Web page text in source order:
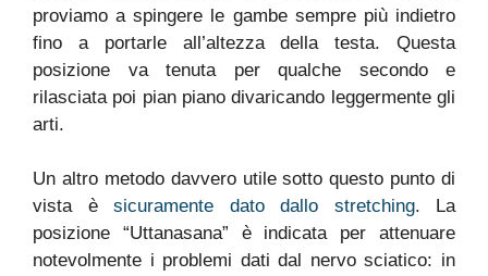
proviamo a spingere le gambe sempre più indietro
fino a portarle all’altezza della testa. Questa
posizione va tenuta per qualche secondo e
rilasciata poi pian piano divaricando leggermente gli
arti.
Un altro metodo davvero utile sotto questo punto di
vista è sicuramente dato dallo stretching. La
posizione “Uttanasana” è indicata per attenuare
notevolmente i problemi dati dal nervo sciatico: in